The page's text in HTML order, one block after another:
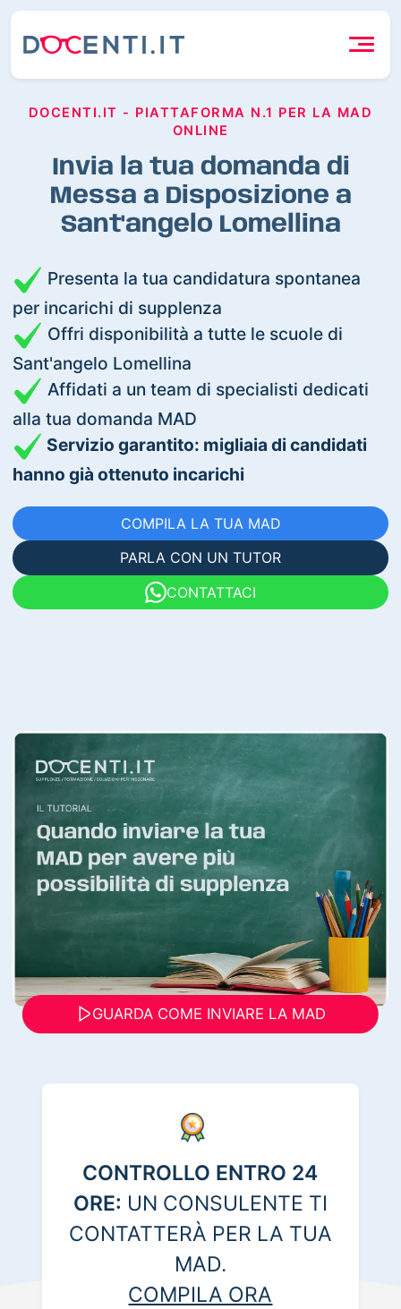
DOCENTI.IT - PIATTAFORMA N.1 PER LA MAD
ONLINE
Invia la tua domanda di
Messa a Disposizione a
Sant'angelo Lomellina
Presenta la tua candidatura spontanea
per incarichi di supplenza
Offri disponibilità a tutte le scuole di
Sant'angelo Lomellina
Affidati a un team di specialisti dedicati
alla tua domanda MAD
Servizio garantito: migliaia di candidati
hanno già ottenuto incarichi
COMPILA LA TUA MAD
PARLA CON UN TUTOR
CONTATTACI
GUARDA COME INVIARE LA MAD
CONTROLLO ENTRO 24
ORE: UN CONSULENTE TI
CONTATTERÀ PER LA TUA
MAD.
COMPILA ORA